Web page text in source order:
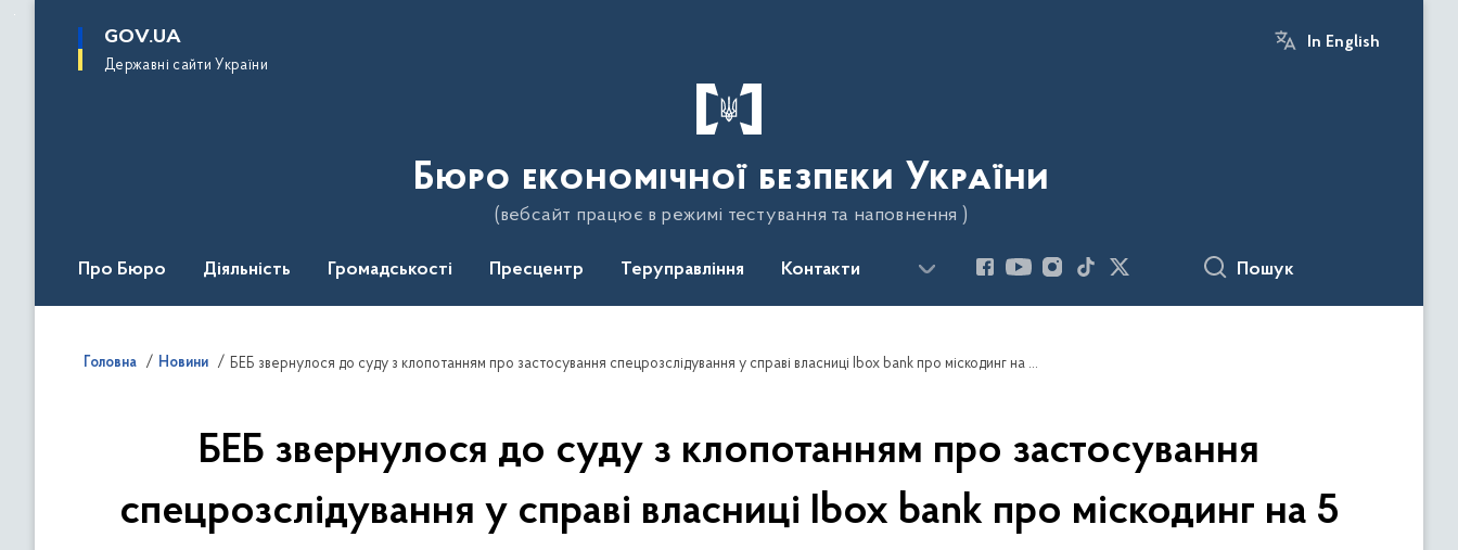
основного
GOV.UA
Державні сайти України
In English
Бюро економічної безпеки України
(вебсайт працює в режимі тестування та наповнення )
Про Бюро Діяльність Громадськості Пресцентр Теруправління Контакти Пошук
Головна Новини БЕБ звернулося до суду з клопотанням про застосування спецрозслідування у справі власниці Ibox bank про міскодинг на 5 млрд грн
БЕБ звернулося до суду з клопотанням про застосування
спецрозслідування у справі власниці Ibox bank про міскодинг на 5